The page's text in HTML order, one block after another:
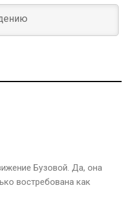
Бузовой. Да, она
востребована как